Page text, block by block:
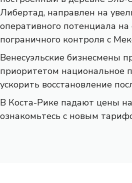
Либертад, направлен на
оперативного потенциала на
пограничного контроля с
Венесуэльские бизнесмены
приоритетом национальное
ускорить восстановление
В Коста-Рике падают цены
ознакомьтесь с новым